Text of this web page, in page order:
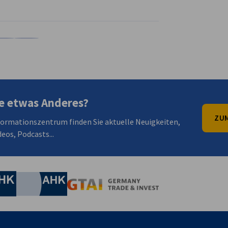
etwas Anderes?
finden Sie aktuelle Neuigkeiten,
Podcasts...
Industrie- und Handelskammer
Industrie- und Handelskammer
AHK.de